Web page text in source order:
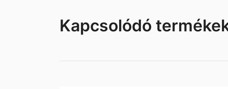
Kapcsolódó